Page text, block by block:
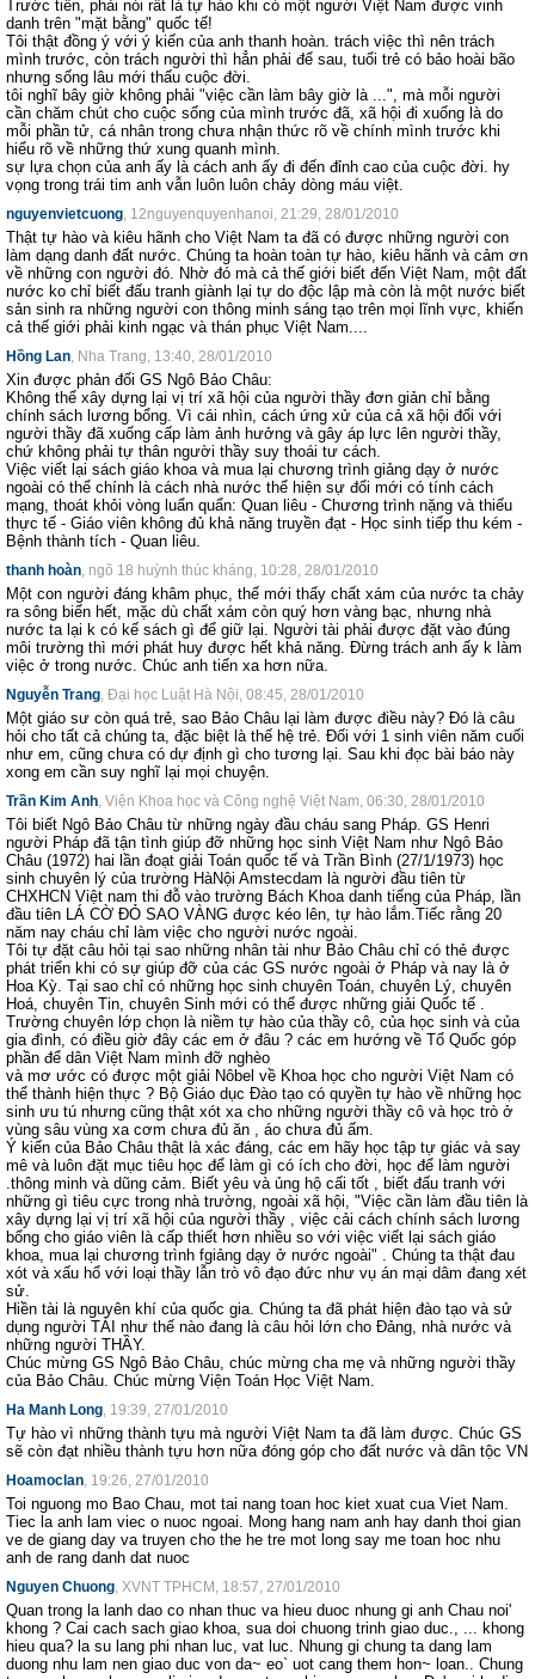
Trước tiên, phải nói rất là tự hào khi có một người Việt Nam được vinh
danh trên "mặt bằng" quốc tế!
Tôi thật đồng ý với ý kiến của anh thanh hoàn. trách việc thì nên trách
mình trước, còn trách người thì hẳn phải để sau, tuổi trẻ có bảo hoài bão
nhưng sống lâu mới thấu cuộc đời.
tôi nghĩ bây giờ không phải "việc cần làm bây giờ là ...", mà mỗi người
cần chăm chút cho cuộc sống của mình trước đã, xã hội đi xuống là do
mỗi phần tử, cá nhân trong chưa nhận thức rõ về chính mình trước khi
hiểu rõ về những thứ xung quanh mình.
sự lựa chọn của anh ấy là cách anh ấy đi đến đỉnh cao của cuộc đời. hy
vọng trong trái tim anh vẫn luôn luôn chảy dòng máu việt.
nguyenvietcuong, 12nguyenquyenhanoi, 21:29, 28/01/2010
Thật tự hào và kiêu hãnh cho Việt Nam ta đã có được những người con
làm dạng danh đất nước. Chúng ta hoàn toàn tự hào, kiêu hãnh và cảm ơn
về những con người đó. Nhờ đó mà cả thế giới biết đến Việt Nam, một đất
nước ko chỉ biết đấu tranh giành lại tự do độc lập mà còn là một nước biết
sản sinh ra những người con thông minh sáng tạo trên mọi lĩnh vực, khiến
cả thế giới phải kinh ngạc và thán phục Việt Nam....
Hồng Lan, Nha Trang, 13:40, 28/01/2010
Xin được phản đối GS Ngô Bảo Châu:
Không thể xây dựng lại vị trí xã hội của người thầy đơn giản chỉ bằng
chính sách lương bổng. Vì cái nhìn, cách ứng xử của cả xã hội đối với
người thầy đã xuống cấp làm ảnh hưởng và gây áp lực lên người thầy,
chứ không phải tự thân người thầy suy thoái tư cách.
Việc viết lại sách giáo khoa và mua lại chương trình giảng dạy ở nước
ngoài có thể chính là cách nhà nước thể hiện sự đổi mới có tính cách
mạng, thoát khỏi vòng luẩn quẩn: Quan liêu - Chương trình nặng và thiếu
thực tế - Giáo viên không đủ khả năng truyền đạt - Học sinh tiếp thu kém -
Bệnh thành tích - Quan liêu.
thanh hoàn, ngõ 18 huỳnh thúc kháng, 10:28, 28/01/2010
Một con người đáng khâm phục, thế mới thấy chất xám của nước ta chảy
ra sông biển hết, mặc dù chất xám còn quý hơn vàng bạc, nhưng nhà
nước ta lại k có kế sách gì để giữ lại. Người tài phải được đặt vào đúng
môi trường thì mới phát huy được hết khả năng. Đừng trách anh ấy k làm
việc ở trong nước. Chúc anh tiến xa hơn nữa.
Nguyễn Trang, Đại học Luật Hà Nội, 08:45, 28/01/2010
Một giáo sư còn quá trẻ, sao Bảo Châu lại làm được điều này? Đó là câu
hỏi cho tất cả chúng ta, đặc biệt là thế hệ trẻ. Đối với 1 sinh viên năm cuối
như em, cũng chưa có dự định gì cho tương lại. Sau khi đọc bài báo này
xong em cần suy nghĩ lại mọi chuyện.
Trần Kim Anh, Viện Khoa học và Công nghệ Việt Nam, 06:30, 28/01/2010
Tôi biết Ngô Bảo Châu từ những ngày đầu cháu sang Pháp. GS Henri
người Pháp đã tận tình giúp đỡ những học sinh Việt Nam như Ngô Bảo
Châu (1972) hai lần đoạt giải Toán quốc tế và Trần Bình (27/1/1973) học
sinh chuyên lý của trường HàNội Amstecdam là người đầu tiên từ
CHXHCN Việt nam thi đỗ vào trường Bách Khoa danh tiếng của Pháp, lần
đầu tiên LÁ CỜ ĐỎ SAO VÀNG được kéo lên, tự hào lắm.Tiếc rằng 20
năm nay cháu chỉ làm việc cho người nước ngoài.
Tôi tự đặt câu hỏi tại sao những nhân tài như Bảo Châu chỉ có thẻ được
phát triển khi có sự giúp đỡ của các GS nước ngoài ở Pháp và nay là ở
Hoa Kỳ. Tại sao chỉ có những học sinh chuyên Toán, chuyên Lý, chuyên
Hoá, chuyên Tin, chuyên Sinh mới có thể được những giải Quốc tế .
Trường chuyên lớp chọn là niềm tự hào của thầy cô, của học sinh và của
gia đình, có điều giờ đây các em ở đâu ? các em hướng về Tổ Quốc góp
phần để dân Việt Nam mình đỡ nghèo
và mơ ước có được một giải Nôbel về Khoa học cho người Việt Nam có
thể thành hiện thực ? Bộ Giáo dục Đào tạo có quyền tự hào về những học
sinh ưu tú nhưng cũng thật xót xa cho những người thầy cô và học trò ở
vùng sâu vùng xa cơm chưa đủ ăn , áo chưa đủ ấm.
Ý kiến của Bảo Châu thật là xác đáng, các em hãy học tập tự giác và say
mê và luôn đặt mục tiêu học để làm gì có ích cho đời, học để làm người
.thông minh và dũng cảm. Biết yêu và ủng hộ cấi tốt , biết đấu tranh với
những gì tiêu cực trong nhà trường, ngoài xã hội, "Việc cần làm đầu tiên là
xây dựng lại vị trí xã hội của người thầy , việc cải cách chính sách lương
bổng cho giáo viên là cấp thiết hơn nhiều so với việc viết lại sách giáo
khoa, mua lại chương trình fgiảng dạy ở nước ngoài" . Chúng ta thật đau
xót và xấu hổ với loại thầy lẫn trò vô đạo đức như vụ án mại dâm đang xét
sử.
Hiền tài là nguyên khí của quốc gia. Chúng ta đã phát hiện đào tạo và sử
dụng người TÀI như thế nào đang là câu hỏi lớn cho Đảng, nhà nước và
những người THẦY.
Chúc mừng GS Ngô Bảo Châu, chúc mừng cha mẹ và những người thầy
của Bảo Châu. Chúc mừng Viện Toán Học Việt Nam.
Ha Manh Long, 19:39, 27/01/2010
Tự hào vì những thành tựu mà người Việt Nam ta đã làm được. Chúc GS
sẽ còn đạt nhiều thành tựu hơn nữa đóng góp cho đất nước và dân tộc VN
Hoamoclan, 19:26, 27/01/2010
Toi nguong mo Bao Chau, mot tai nang toan hoc kiet xuat cua Viet Nam.
Tiec la anh lam viec o nuoc ngoai. Mong hang nam anh hay danh thoi gian
ve de giang day va truyen cho the he tre mot long say me toan hoc nhu
anh de rang danh dat nuoc
Nguyen Chuong, XVNT TPHCM, 18:57, 27/01/2010
Quan trong la lanh dao co nhan thuc va hieu duoc nhung gi anh Chau noi'
khong ? Cai cach sach giao khoa, sua doi chuong trinh giao duc., ... khong
hieu qua? la su lang phi nhan luc, vat luc. Nhung gi chung ta dang lam
duong nhu lam nen giao duc von da~ eo` uot cang them hon~ loan.. Chung